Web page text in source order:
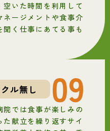
いた時間を利用して
ージメントや食事介
く仕事にあてる事も
09
ル無し
では食事が楽しみの
た献立を繰り返すサイ